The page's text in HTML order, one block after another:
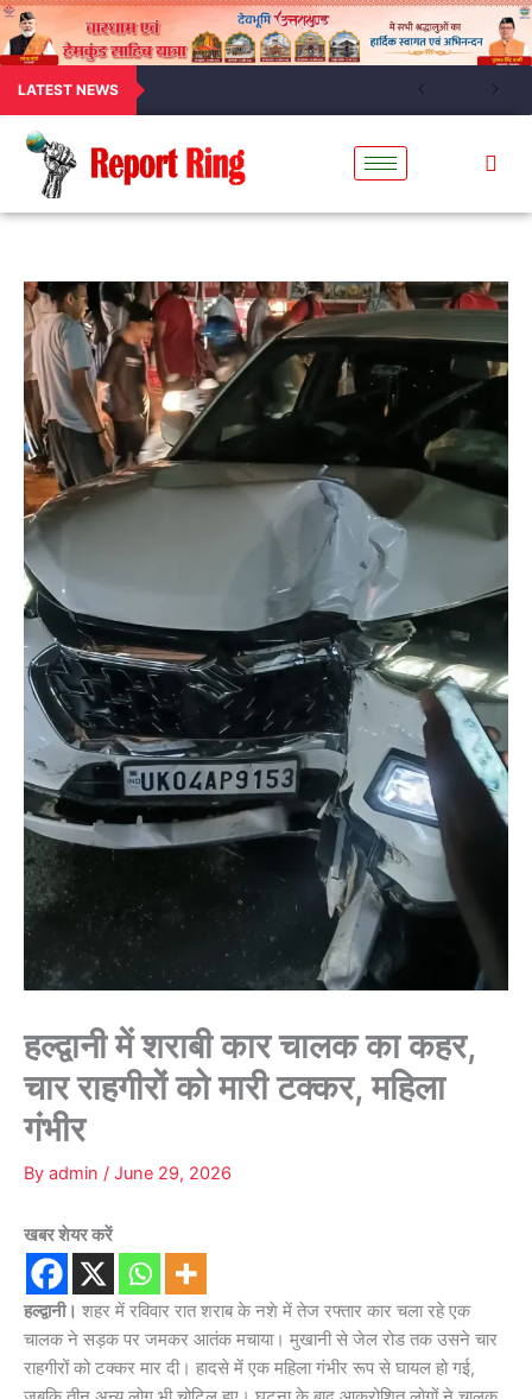
LATEST NEWS
हल्द्वानी में शराबी कार चालक का कहर,
चार राहगीरों को मारी टक्कर, महिला
गंभीर
By admin / June 29, 2026
खबर शेयर करें
हल्द्वानी। शहर में रविवार रात शराब के नशे में तेज रफ्तार कार चला रहे एक
चालक ने सड़क पर जमकर आतंक मचाया। मुखानी से जेल रोड तक उसने चार
राहगीरों को टक्कर मार दी। हादसे में एक महिला गंभीर रूप से घायल हो गई,